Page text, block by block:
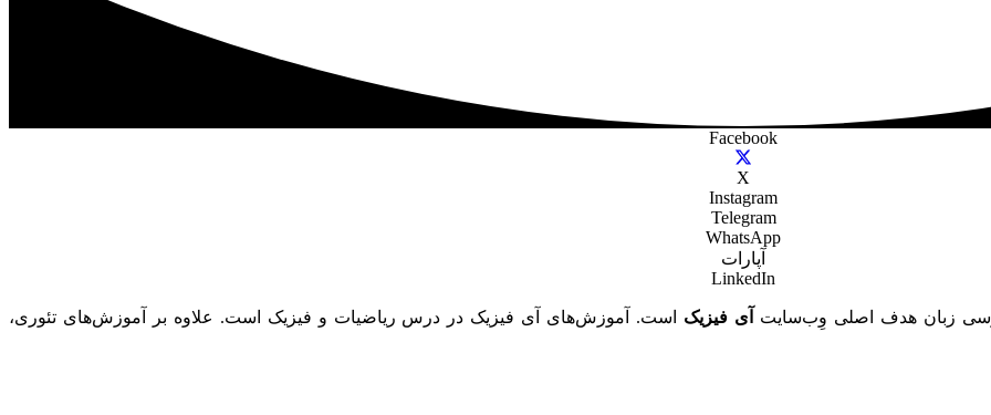
Facebook
X
Instagram
Telegram
WhatsApp
آپارات
LinkedIn
زبان هدف اصلی وِب‌سایت آی فیزیک است. آموزش‌های آی فیزیک در درس ریاضیات و فیزیک است. علاوه بر آموزش‌های تئوری،